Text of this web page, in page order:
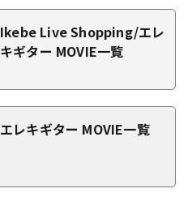
Ikebe Live Shopping/エレ
キギター MOVIE一覧
エレキギター MOVIE一覧